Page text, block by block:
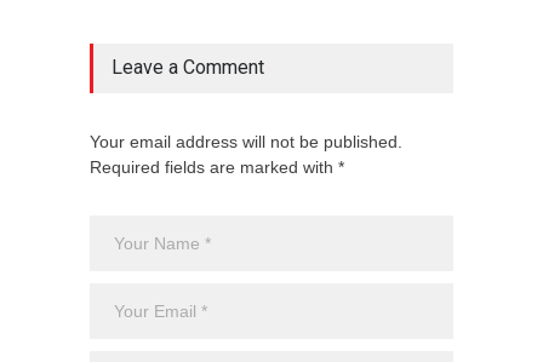
Leave a Comment
Your email address will not be published.
Required fields are marked with *